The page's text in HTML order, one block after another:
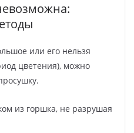
или его нельзя
цветения), можно
из горшка, не разрушая